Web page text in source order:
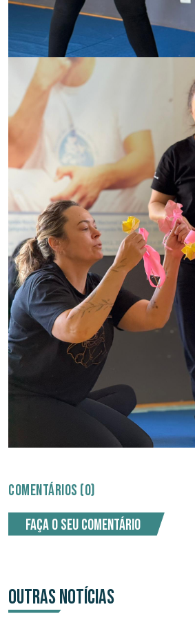
COMENTÁRIOS (0)
Faça o seu comentário
OUTRAS NOTÍCIAS